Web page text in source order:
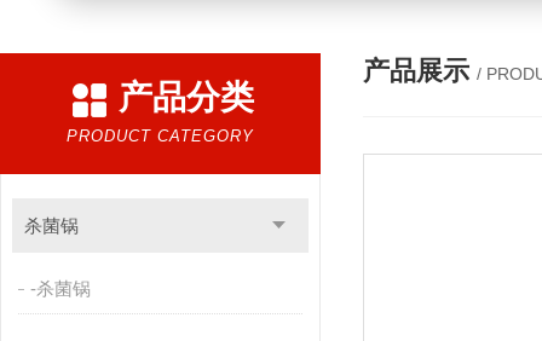
产品分类
PRODUCT CATEGORY
杀菌锅
-杀菌锅
产品展示 /